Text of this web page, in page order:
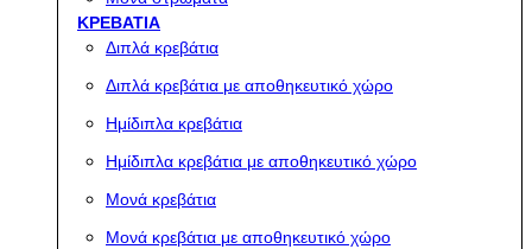
ΚΡΕΒΑΤΙΑ
Διπλά κρεβάτια
Διπλά κρεβάτια με αποθηκευτικό χώρο
Ημίδιπλα κρεβάτια
Ημίδιπλα κρεβάτια με αποθηκευτικό χώρο
Μονά κρεβάτια
Μονά κρεβάτια με αποθηκευτικό χώρο